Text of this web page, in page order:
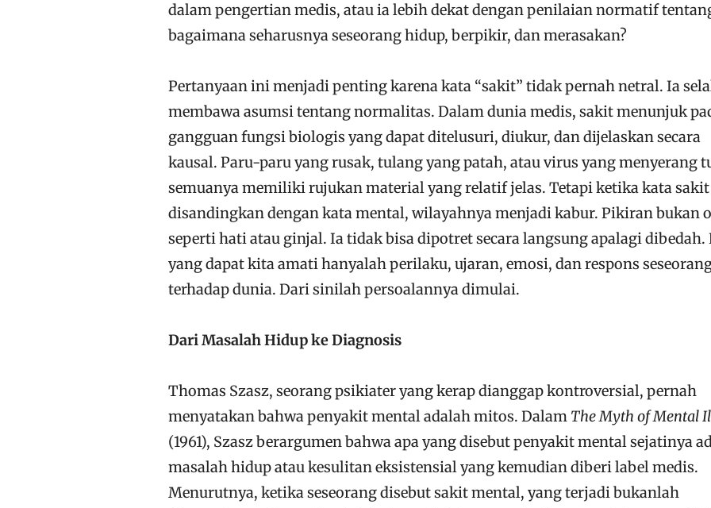
dalam pengertian medis, atau ia lebih dekat dengan penilaian normatif
bagaimana seharusnya seseorang hidup, berpikir, dan merasakan?
Pertanyaan ini menjadi penting karena kata “sakit” tidak pernah netral. Ia
membawa asumsi tentang normalitas. Dalam dunia medis, sakit menunjuk
gangguan fungsi biologis yang dapat ditelusuri, diukur, dan dijelaskan secara
kausal. Paru-paru yang rusak, tulang yang patah, atau virus yang menyerang
semuanya memiliki rujukan material yang relatif jelas. Tetapi ketika kata sakit
disandingkan dengan kata mental, wilayahnya menjadi kabur. Pikiran bukan
seperti hati atau ginjal. Ia tidak bisa dipotret secara langsung apalagi dibedah.
yang dapat kita amati hanyalah perilaku, ujaran, emosi, dan respons
terhadap dunia. Dari sinilah persoalannya dimulai.
Dari Masalah Hidup ke Diagnosis
Thomas Szasz, seorang psikiater yang kerap dianggap kontroversial, pernah
menyatakan bahwa penyakit mental adalah mitos. Dalam The Myth of Mental
(1961), Szasz berargumen bahwa apa yang disebut penyakit mental sejatinya
masalah hidup atau kesulitan eksistensial yang kemudian diberi label medis.
Menurutnya, ketika seseorang disebut sakit mental, yang terjadi bukanlah